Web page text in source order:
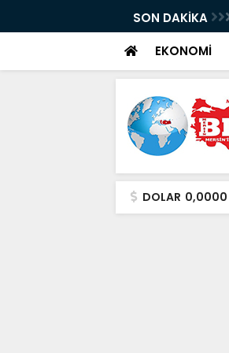
SON DAKİKA
EKONOMİ
DOLAR 0,0000